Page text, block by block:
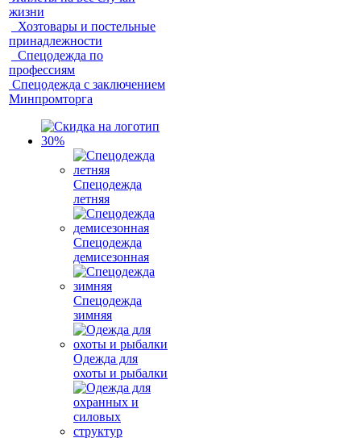
жизни
Хозтовары и постельные
принадлежности
Спецодежда по
профессиям
Спецодежда с заключением
Минпромторга
Спецодежда
летняя
Спецодежда
демисезонная
Спецодежда
зимняя
Одежда для
охоты и рыбалки